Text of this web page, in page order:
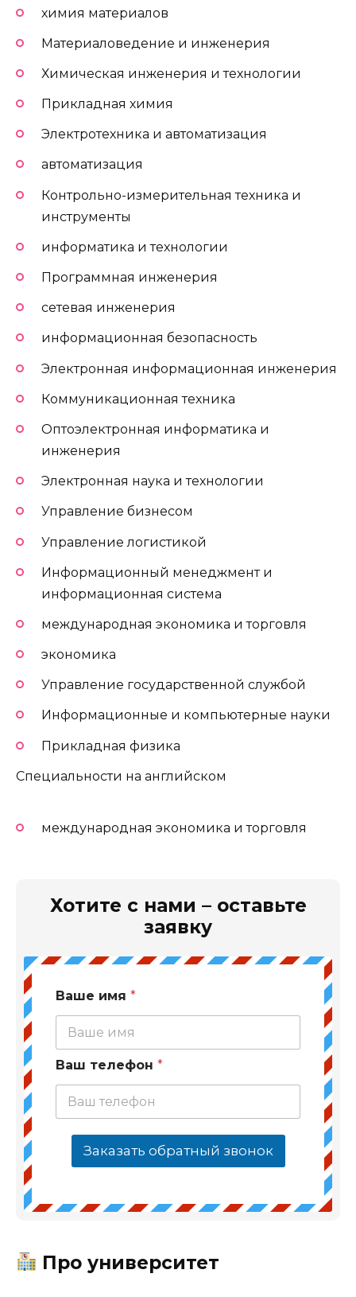
химия материалов
Материаловедение и инженерия
Химическая инженерия и технологии
Прикладная химия
Электротехника и автоматизация
автоматизация
Контрольно-измерительная техника и
инструменты
информатика и технологии
Программная инженерия
сетевая инженерия
информационная безопасность
Электронная информационная инженерия
Коммуникационная техника
Оптоэлектронная информатика и
инженерия
Электронная наука и технологии
Управление бизнесом
Управление логистикой
Информационный менеджмент и
информационная система
международная экономика и торговля
экономика
Управление государственной службой
Информационные и компьютерные науки
Прикладная физика
Специальности на английском
международная экономика и торговля
Хотите с нами – оставьте
заявку
Ваше имя *
Ваш телефон *
Заказать обратный звонок
Про университет